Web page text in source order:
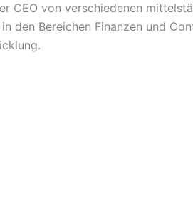
CEO von verschiedenen
den Bereichen Finanzen und